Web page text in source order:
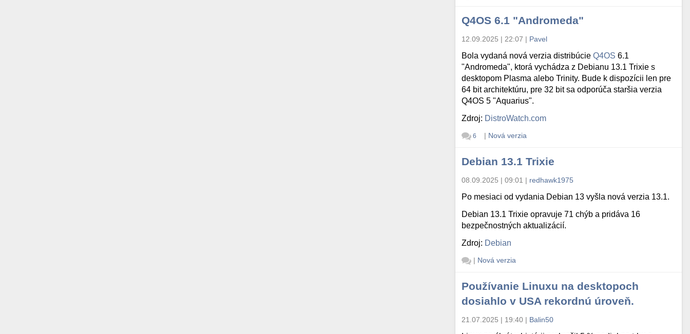
Q4OS 6.1 "Andromeda"
12.09.2025 | 22:07 | Pavel
Bola vydaná nová verzia distribúcieQ4OS 6.1
"Andromeda", ktorá vychádza z Debianu 13.1 Trixie s
desktopom Plasma alebo Trinity. Bude k dispozícii len pre
64 bit architektúru, pre 32 bit sa odporúča staršia verzia
Q4OS 5 "Aquarius".
Zdroj: DistroWatch.com
6 | Nová verzia
Debian 13.1 Trixie
08.09.2025 | 09:01 | redhawk1975
Po mesiaci od vydania Debian 13 vyšla nová verzia 13.1.
Debian 13.1 Trixie opravuje 71 chýb a pridáva 16
bezpečnostných aktualizácií.
Zdroj: Debian
| Nová verzia
Používanie Linuxu na desktopoch
dosiahlo v USA rekordnú úroveň.
21.07.2025 | 19:40 | Balin50